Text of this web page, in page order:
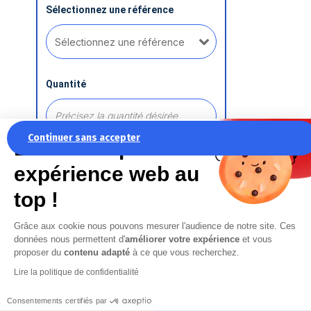
Continuer sans accepter
La recette pour une
expérience web au
top !
Grâce aux cookie nous pouvons mesurer l'audience de notre site. Ces
données nous permettent d'améliorer votre expérience et vous
proposer du contenu adapté à ce que vous recherchez.
Lire la politique de confidentialité
Consentements certifiés par
Sélectionnez une référence
Quantité
Commentaire